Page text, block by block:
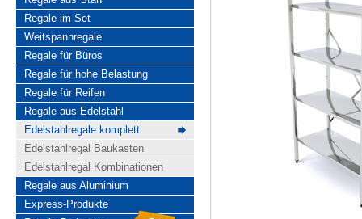
Regale im Set
Weitspannregale
Regale für Büros
Regale für hohe Belastung
Regale für Reifen
Regale aus Edelstahl
Edelstahlregale komplett
Edelstahlregal Baukasten
Edelstahlregal Kombinationen
Regale aus Aluminium
Express-Produkte